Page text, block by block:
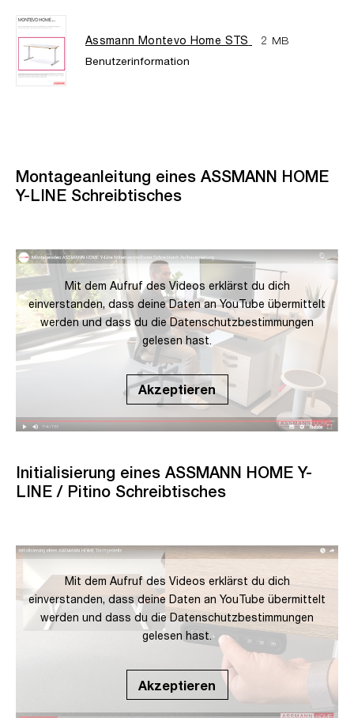
Assmann Montevo Home STS
2 MB
Benutzerinformation
Montageanleitung eines ASSMANN HOME
Y-LINE Schreibtisches
Mit dem Aufruf des Videos erklärst du dich
einverstanden, dass deine Daten an YouTube übermittelt
werden und dass du dieDatenschutzbestimmungen
gelesen hast.
Akzeptieren
Initialisierung eines ASSMANN HOME Y-
LINE / Pitino Schreibtisches
Mit dem Aufruf des Videos erklärst du dich
einverstanden, dass deine Daten an YouTube übermittelt
werden und dass du dieDatenschutzbestimmungen
gelesen hast.
Akzeptieren